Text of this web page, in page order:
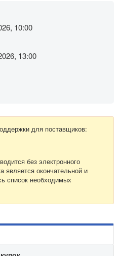
10:00
13:00
для поставщиков:
без электронного
является окончательной и
список необходимых